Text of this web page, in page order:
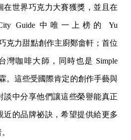
在世界巧克力大賽獲獎，並且在
City Guide 中唯一上榜的 Yu
克力甜點創作主廚鄭畬軒；首位
灣咖啡大師，同時也是 Simple
。這些受國際肯定的創作手藝與
談中分享他們讓這些榮譽能真正
近的品牌祕訣，希望提供給更多